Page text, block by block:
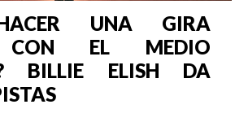
UNA GIRA
CON EL MEDIO
BILLIE ELISH DA